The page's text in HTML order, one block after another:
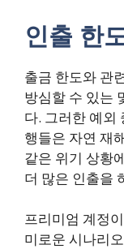
인출 한
출금 한도와 관
방심할 수 있는
다. 그러한 예외
행들은 자연 재
같은 위기 상황
더 많은 인출을
프리미엄 계정
미로운 시나리